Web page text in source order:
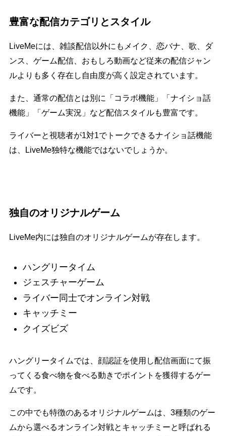
豊富な配信カテゴリとスタイル
LiveMeには、雑談配信以外にもメイク、恋バナ、歌、ダ
ンス、ゲーム配信、おもしろ動画など従来の配信ジャン
ルよりも多く存在し自由度が高く設定されています。
また、通常の配信とは別に「コラボ機能」「ナイショ話
機能」「ゲーム実況」など配信スタイルも豊富です。
ライバーと視聴者が1対1でトークできるナイショ話機能
は、LiveMe独特な機能ではないでしょうか。
独自のオリジナルゲーム
LiveMe内には独自のオリジナルゲームが存在します。
ハングリータイム
ジェスチャーゲーム
ライバー同士でオンライン対戦
キャッチミー
クイズビズ
ハングリータイムでは、顔認証を使用し配信画面にて振
ってくる食べ物を食べる動きでポイントを獲得するゲー
ムです。
この中でも特徴のあるオリジナルゲームは、3種類のゲー
ムから選べるオンライン対戦とキャッチミーと呼ばれる